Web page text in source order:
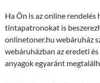
Ha Ön is az online rendelés
tintapatronokat is
onlinetoner.hu webáruház
webáruházban az eredeti
anyagok egyaránt